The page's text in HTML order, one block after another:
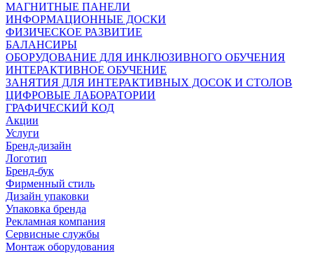
МАГНИТНЫЕ ПАНЕЛИ
ИНФОРМАЦИОННЫЕ ДОСКИ
ФИЗИЧЕСКОЕ РАЗВИТИЕ
БАЛАНСИРЫ
ОБОРУДОВАНИЕ ДЛЯ ИНКЛЮЗИВНОГО ОБУЧЕНИЯ
ИНТЕРАКТИВНОЕ ОБУЧЕНИЕ
ЗАНЯТИЯ ДЛЯ ИНТЕРАКТИВНЫХ ДОСОК И СТОЛОВ
ЦИФРОВЫЕ ЛАБОРАТОРИИ
ГРАФИЧЕСКИЙ КОД
Акции
Услуги
Бренд-дизайн
Логотип
Бренд-бук
Фирменный стиль
Дизайн упаковки
Упаковка бренда
Рекламная компания
Сервисные службы
Монтаж оборудования